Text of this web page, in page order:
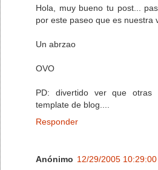
Hola, muy bueno tu post...
por este paseo que es nuestra
Un abrzao
OVO
PD: divertido ver que otras
template de blog....
Responder
Anónimo 12/29/2005 10:29:00